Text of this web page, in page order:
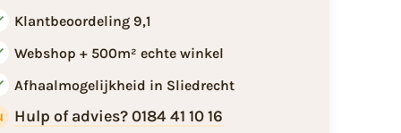
Klantbeoordeling 9,1
Webshop + 500m² echte winkel
Afhaalmogelijkheid in Sliedrecht
Hulp of advies? 0184 41 10 16